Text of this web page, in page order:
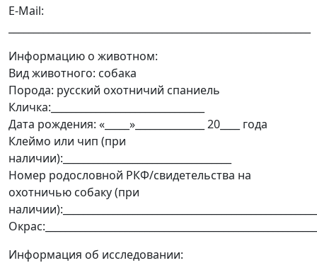
E-Mail:
Информацию о животном:
Вид животного: собака
Порода: русский охотничий спаниель
Кличка:_______________________________
Дата рождения: «_____»______________ 20____ года
Клеймо или чип (при
наличии):__________________________________
Номер родословной РКФ/свидетельства на
охотничью собаку (при
Информация об исследовании: